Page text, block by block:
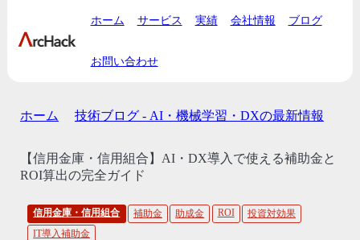
ホーム サービス 実績 会社情報 ブログ
お問い合わせ
ホーム 技術ブログ - AI・機械学習・DXの最新情報
【信用金庫・信用組合】AI・DX導入で使える補助金と
ROI算出の完全ガイド
信用金庫・信用組合 補助金 助成金 ROI
投資対効果
IT導入補助金